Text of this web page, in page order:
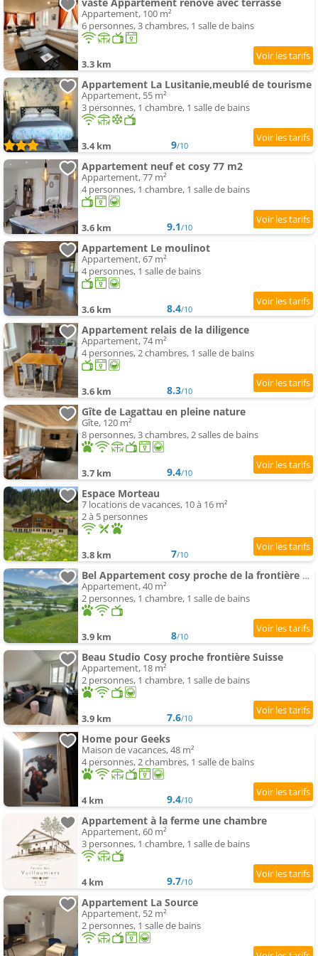
vaste Appartement rénové avec terrasse
Appartement, 100 m²
6 personnes, 3 chambres, 1 salle de bains
3.3 km
Appartement La Lusitanie,meublé de tourisme
Appartement, 55 m²
3 personnes, 1 chambre, 1 salle de bains
3.4 km 9/10
Appartement neuf et cosy 77 m2
Appartement, 77 m²
4 personnes, 1 chambre, 1 salle de bains
3.6 km 9.1/10
Appartement Le moulinot
Appartement, 67 m²
4 personnes, 1 salle de bains
3.6 km 8.4/10
Appartement relais de la diligence
Appartement, 74 m²
4 personnes, 2 chambres, 1 salle de bains
3.6 km 8.3/10
Gîte de Lagattau en pleine nature
Gîte, 120 m²
8 personnes, 3 chambres, 2 salles de bains
3.7 km 9.4/10
Espace Morteau
7 locations de vacances, 10 à 16 m²
2 à 5 personnes
3.8 km 7/10
Bel Appartement cosy proche de la frontière Suisse
Appartement, 40 m²
2 personnes, 1 chambre, 1 salle de bains
3.9 km 8/10
Beau Studio Cosy proche frontière Suisse
Appartement, 18 m²
2 personnes, 1 chambre, 1 salle de bains
3.9 km 7.6/10
Home pour Geeks
Maison de vacances, 48 m²
4 personnes, 2 chambres, 1 salle de bains
4 km 9.4/10
Appartement à la ferme une chambre
Appartement, 60 m²
3 personnes, 1 chambre, 1 salle de bains
4 km 9.7/10
Appartement La Source
Appartement, 52 m²
2 personnes, 1 salle de bains